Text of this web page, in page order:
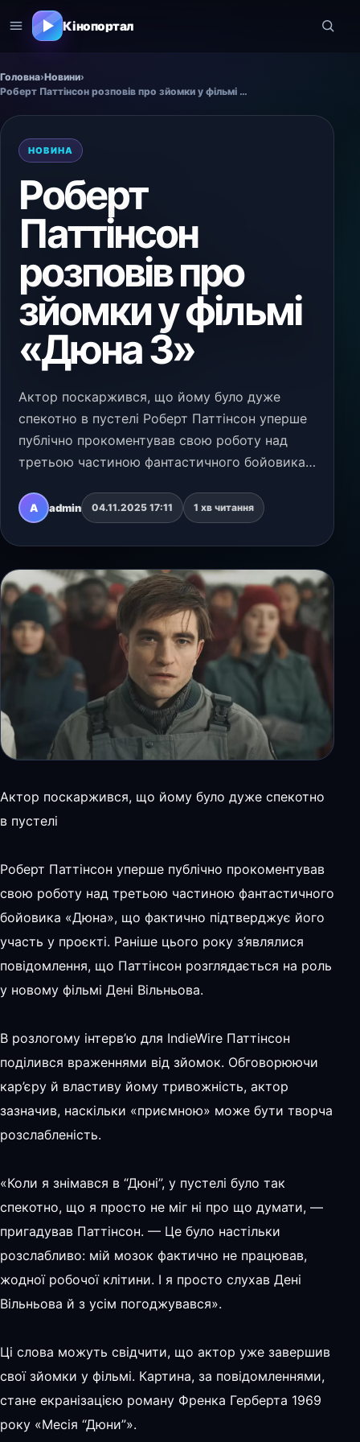
Кінопортал
Головна›Новини›
Роберт Паттінсон розповів про зйомки у фільмі «Дюна 3»
НОВИНА
Роберт
Паттінсон
розповів про
зйомки у фільмі
«Дюна 3»
Актор поскаржився, що йому було дуже
спекотно в пустелі Роберт Паттінсон уперше
публічно прокоментував свою роботу над
третьою частиною фантастичного бойовика
участь у проєкті. Раніше цього року
з’являлися повідомлення, що…
A admin 04.11.2025 17:11 1 хв читання
Актор поскаржився, що йому було дуже спекотно
в пустелі
Роберт Паттінсон уперше публічно прокоментував
свою роботу над третьою частиною фантастичного
бойовика «Дюна», що фактично підтверджує його
участь у проєкті. Раніше цього року з’являлися
повідомлення, що Паттінсон розглядається на роль
у новому фільмі Дені Вільньова.
В розлогому інтерв’ю для IndieWire Паттінсон
поділився враженнями від зйомок. Обговорюючи
кар’єру й властиву йому тривожність, актор
зазначив, наскільки «приємною» може бути творча
розслабленість.
«Коли я знімався в “Дюні”, у пустелі було так
спекотно, що я просто не міг ні про що думати, —
пригадував Паттінсон. — Це було настільки
розслабливо: мій мозок фактично не працював,
жодної робочої клітини. І я просто слухав Дені
Вільньова й з усім погоджувався».
Ці слова можуть свідчити, що актор уже завершив
свої зйомки у фільмі. Картина, за повідомленнями,
стане екранізацією роману Френка Герберта 1969
року «Месія “Дюни”».